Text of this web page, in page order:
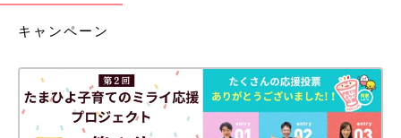
キャンペーン